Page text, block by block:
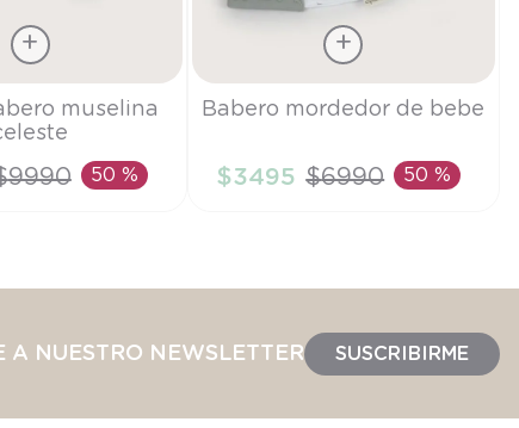
AL CARRITO
muselina
9990 50 %
Talla
AÑADIR AL CARRITO
Babero mordedor de bebe
$3495 $6990 50 %
A NUESTRO NEWSLETTER SUSCRIBIRME